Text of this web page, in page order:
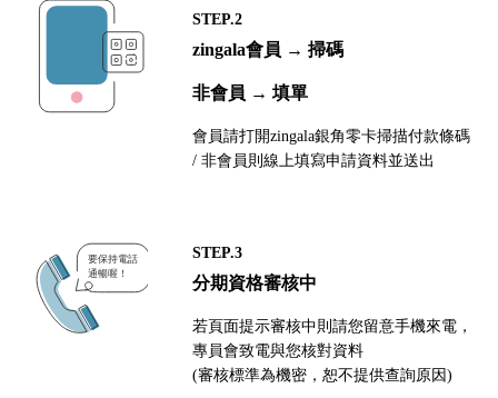
STEP.2
zingala會員 → 掃碼
非會員 → 填單
會員請打開zingala銀角零卡掃描付款條碼
/ 非會員則線上填寫申請資料並送出
STEP.3
分期資格審核中
若頁面提示審核中則請您留意手機來電，
專員會致電與您核對資料
(審核標準為機密，恕不提供查詢原因)